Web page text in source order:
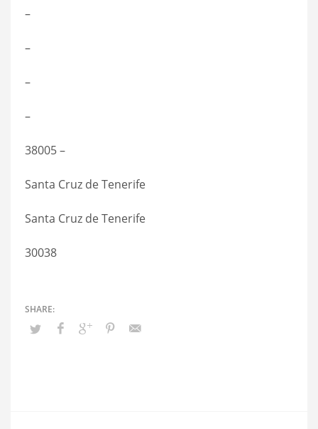
–
–
–
–
38005 –
Santa Cruz de Tenerife
Santa Cruz de Tenerife
30038